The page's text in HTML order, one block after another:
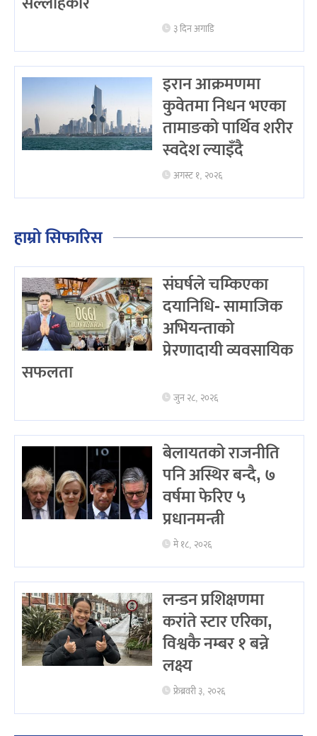
३ दिन अगाडि
इरान आक्रमणमा
कुवेतमा निधन भएका
तामाङको पार्थिव शरीर
स्वदेश ल्याइँदै
अगस्ट १, २०२६
हाम्रो सिफारिस
संघर्षले चम्किएका
दयानिधि- सामाजिक
अभियन्ताको
प्रेरणादायी व्यवसायिक
सफलता
जुन २८, २०२६
बेलायतको राजनीति
पनि अस्थिर बन्दै, ७
वर्षमा फेरिए ५
प्रधानमन्त्री
मे १८, २०२६
लन्डन प्रशिक्षणमा
करांते स्टार एरिका,
विश्वकै नम्बर १ बन्ने
लक्ष्य
फ्रेब्रवरी ३, २०२६